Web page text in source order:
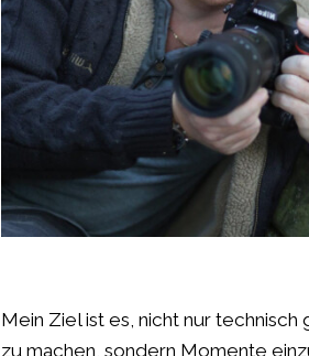
Mein Ziel ist es, nicht nur
zu machen, sondern Momente